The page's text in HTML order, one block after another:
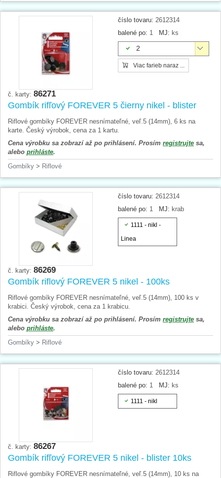
číslo tovaru: 2612314
balené po: 1 MJ: ks
2
Viac farieb naraz ...
č. karty: 86271
Gombík rifľový FOREVER 5 čierny nikel - blister
Riflové gombíky FOREVER nesnímateľné, veľ.5 (14mm), 6 ks na
karte. Český výrobok, cena za 1 kartu.
Cena výrobku sa zobrazí až po prihlásení. Prosím registrujte sa,
alebo prihláste.
Gombíky > Riflové
číslo tovaru: 2612314
balené po: 1 MJ: krab
1111 - nikl -
Linea
č. karty: 86269
Gombík riflový FOREVER 5 nikel - 100ks
Riflové gombíky FOREVER nesnímateľné, veľ.5 (14mm), 100 ks v
krabici. Český výrobok, cena za 1 krabicu.
Cena výrobku sa zobrazí až po prihlásení. Prosím registrujte sa,
alebo prihláste.
Gombíky > Riflové
číslo tovaru: 2612314
balené po: 1 MJ: ks
1111 - nikl
č. karty: 86267
Gombík rifľový FOREVER 5 nikel - blister 10ks
Riflové gombíky FOREVER nesnímateľné, veľ.5 (14mm), 10 ks na